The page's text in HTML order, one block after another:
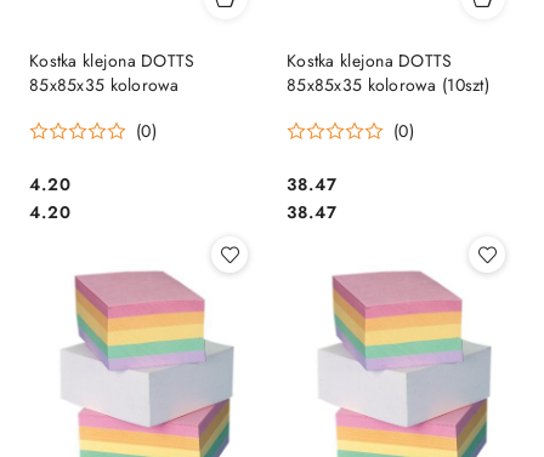
Kostka klejona DOTTS
85x85x35 kolorowa
(0)
Cena:
4.20
Cena:
4.20
Kostka klejona DOTTS
85x85x35 kolorowa (10szt)
(0)
Cena:
38.47
Cena:
38.47